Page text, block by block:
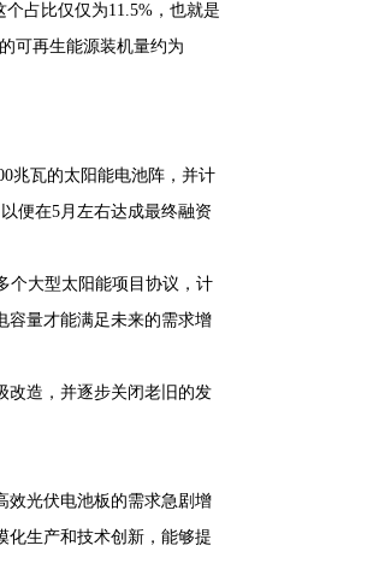
占比仅仅为11.5%，也就是
可再生能源装机量约为
兆瓦的太阳能电池阵，并计
便在5月左右达成最终融资
个大型太阳能项目协议，计
容量才能满足未来的需求增
改造，并逐步关闭老旧的发
效光伏电池板的需求急剧增
化生产和技术创新，能够提